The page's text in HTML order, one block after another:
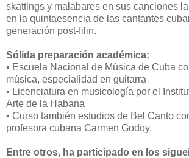
skattings y malabares en sus canciones
en la quintaesencia de las cantantes
generación post-filin.
Sólida preparación académica:
• Escuela Nacional de Música de Cuba
música, especialidad en guitarra
• Licenciatura en musicología por el
Arte de la Habana
• Curso también estudios de Bel Canto
profesora cubana Carmen Godoy.
Entre otros, ha participado en los